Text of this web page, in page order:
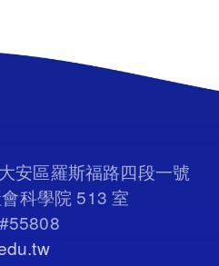
安區羅斯福路四段一號
科學院 513 室